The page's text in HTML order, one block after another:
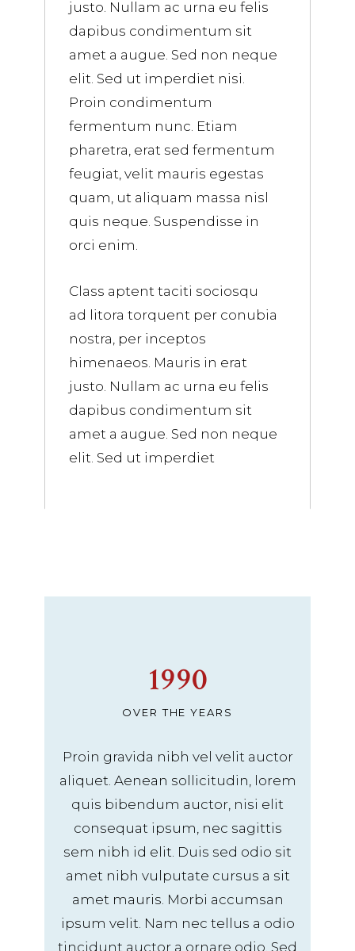
justo. Nullam ac urna eu felis
dapibus condimentum sit
amet a augue. Sed non neque
elit. Sed ut imperdiet nisi.
Proin condimentum
fermentum nunc. Etiam
pharetra, erat sed fermentum
feugiat, velit mauris egestas
quam, ut aliquam massa nisl
quis neque. Suspendisse in
orci enim.
Class aptent taciti sociosqu
ad litora torquent per conubia
nostra, per inceptos
himenaeos. Mauris in erat
justo. Nullam ac urna eu felis
dapibus condimentum sit
amet a augue. Sed non neque
elit. Sed ut imperdiet
1990
OVER THE YEARS
Proin gravida nibh vel velit auctor
aliquet. Aenean sollicitudin, lorem
quis bibendum auctor, nisi elit
consequat ipsum, nec sagittis
sem nibh id elit. Duis sed odio sit
amet nibh vulputate cursus a sit
amet mauris. Morbi accumsan
ipsum velit. Nam nec tellus a odio
tincidunt auctor a ornare odio. Sed